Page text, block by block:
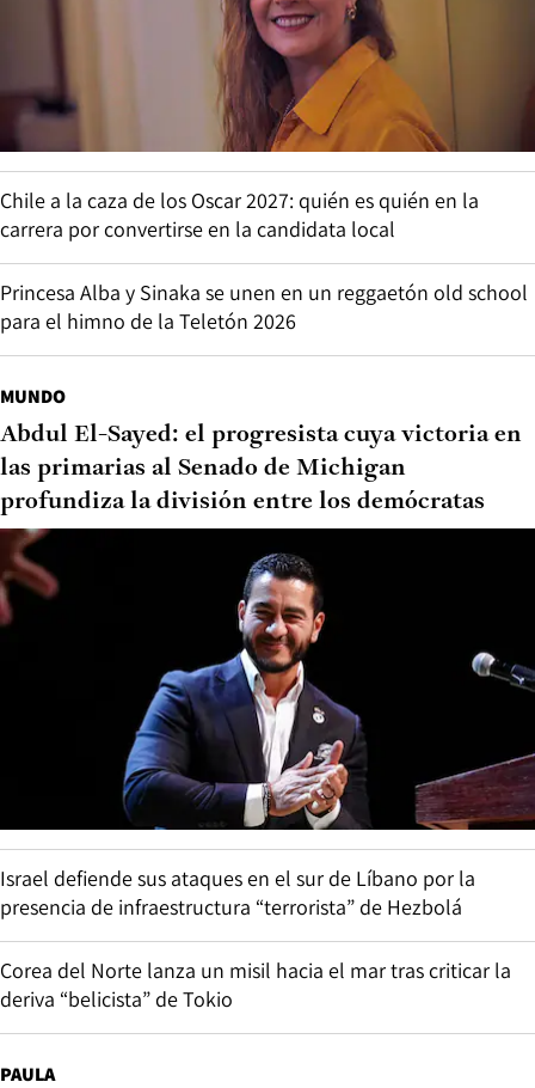
Chile a la caza de los Oscar 2027: quién es quién en la
carrera por convertirse en la candidata local
Princesa Alba y Sinaka se unen en un reggaetón old school
para el himno de la Teletón 2026
MUNDO
Abdul El-Sayed: el progresista cuya victoria en
las primarias al Senado de Michigan
profundiza la división entre los demócratas
Israel defiende sus ataques en el sur de Líbano por la
presencia de infraestructura “terrorista” de Hezbolá
Corea del Norte lanza un misil hacia el mar tras criticar la
deriva “belicista” de Tokio
PAULA